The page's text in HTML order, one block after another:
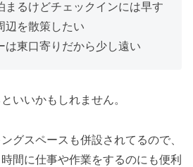
まるけどチェックインには早す
辺を散策したい
は東口寄りだから少し遠い
いいかもしれません。
グスペースも併設されてるので、
間に仕事や作業をするのにも便利